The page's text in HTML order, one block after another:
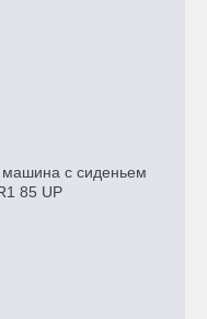
с сиденьем
85 UP